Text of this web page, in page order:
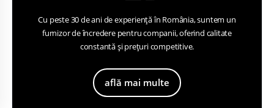
Cu peste 30 de ani de experiență în România, suntem un
furnizor de încredere pentru companii, oferind calitate
constantă și prețuri competitive.
află mai multe